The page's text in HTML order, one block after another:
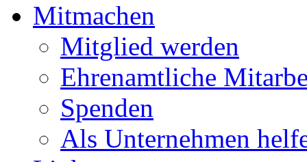
Mitmachen
Mitglied werden
Ehrenamtliche
Spenden
Als Unternehmen